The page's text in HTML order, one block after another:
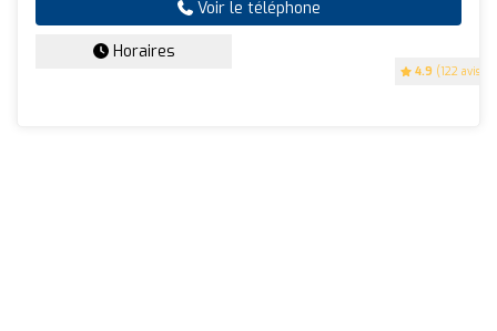
4.9 (122 avis)
Voir le téléphone
Horaires